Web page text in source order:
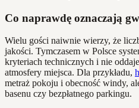
Co naprawdę oznaczają
Wielu gości naiwnie wierzy, że
jakości. Tymczasem w Polsce
kryteriach technicznych i nie
atmosfery miejsca. Dla przykładu,
metraż pokoju i obecność windy,
basenu czy bezpłatnego parkingu.